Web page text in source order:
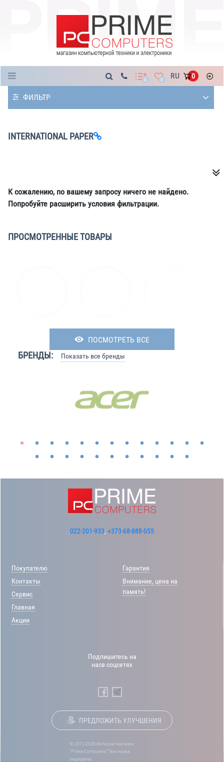
0 0 RU 0
ФИЛЬТР
INTERNATIONAL PAPER
К сожалению, по вашему запросу ничего не найдено.
Попробуйте расширить условия фильтрации.
ПРОСМОТРЕННЫЕ ТОВАРЫ
ПОСМОТРЕТЬ ВСЕ
БРЕНДЫ: Показать все бренды
022-201-933, +373-68-888-055
Покупателю
Контакты
Сервис
Главная
Акции
Гарантия
Внимание, цена на
память!
Подпишитесь на
насв соцсетях
ПРЕДЛОЖИТЬ УЛУЧШЕНИЯ
© 2012-2026 Интернет-магазин
“Prime-Computers” Все права
защищены.